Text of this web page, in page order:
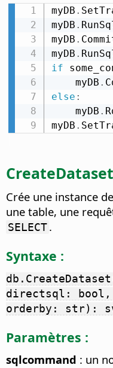
myDB .
myDB .
myDB .
myDB .
if
    myDB
.
else :
    myDB
.
myDB .
CreateDataset
Crée une instance
une table, une
SELECT.
Syntaxe :
directsql:
orderby: str):
Paramètres :
sqlcommand : un